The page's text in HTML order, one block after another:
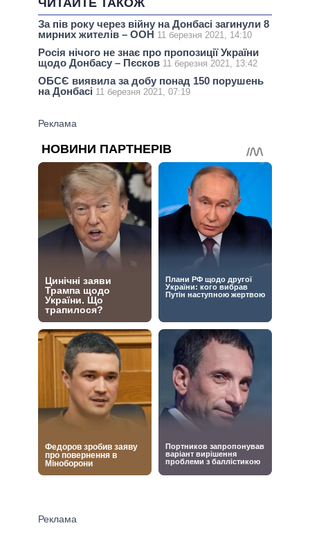
ЧИТАЙТЕ ТАКОЖ
За пів року через війну на Донбасі загинули 8
мирних жителів – ООН 11 березня 2021, 14:10
Росія нічого не знає про пропозиції України
щодо Донбасу – Пєсков 11 березня 2021, 13:42
ОБСЄ виявила за добу понад 150 порушень
на Донбасі 11 березня 2021, 07:19